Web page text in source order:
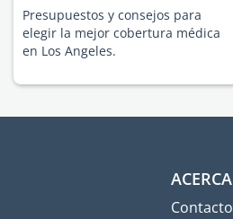
Presupuestos y consejos para
elegir la mejor cobertura médica
en Los Angeles.
ACERCA
Contacto